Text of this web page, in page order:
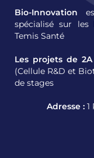
Bio-Innovation
spécialisé sur les
Temis Santé
Les projets de
(Cellule R&D et
de stages
Adresse : 1